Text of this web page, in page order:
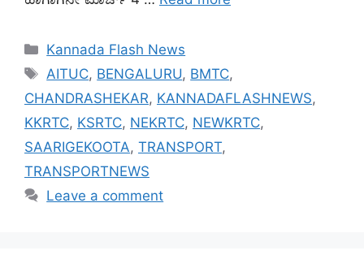
Categories
Kannada Flash News
Tags
AITUC, BENGALURU, BMTC,
CHANDRASHEKAR, KANNADAFLASHNEWS,
KKRTC, KSRTC, NEKRTC, NEWKRTC,
SAARIGEKOOTA, TRANSPORT,
TRANSPORTNEWS
Leave a comment